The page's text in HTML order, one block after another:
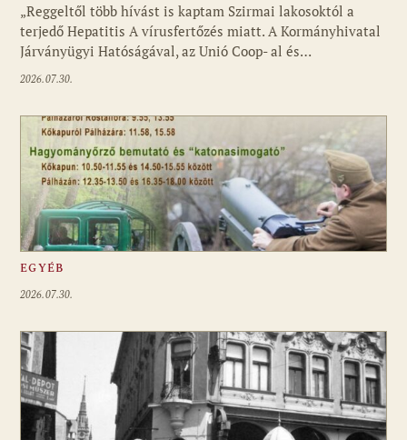
„Reggeltől több hívást is kaptam Szirmai lakosoktól a
terjedő Hepatitis A vírusfertőzés miatt. A Kormányhivatal
Járványügyi Hatóságával, az Unió Coop- al és…
2026.07.30.
EGYÉB
2026.07.30.